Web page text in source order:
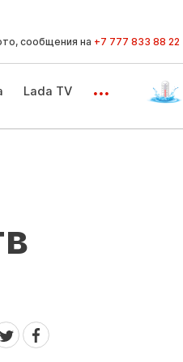
сообщения на +7 777 833 88 22
Lada TV ...